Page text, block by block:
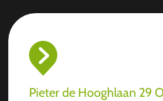
Pieter de Hooghlaan 29